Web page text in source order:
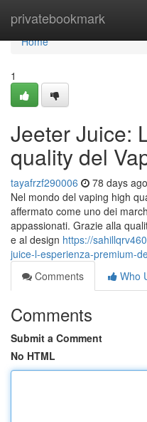
privatebookmark
Home
Home
1
Jeeter Juice:
quality del
tayafrzf290006 78 days ago
Nel mondo del vaping high
affermato come uno dei
appassionati. Grazie alla
e al design https://
juice-l-esperienza-premium-
Comments
Who
Comments
Submit a Comment
No HTML